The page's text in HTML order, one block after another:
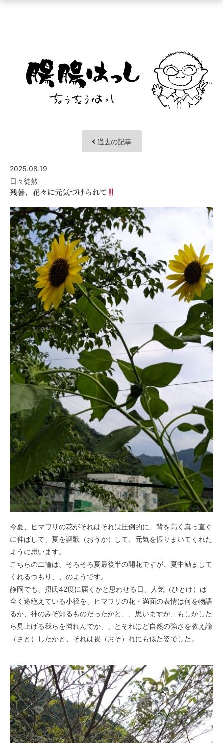
く
過去の記事
2025.08.19
日々徒然
残暑、花々に元気づけられて
今夏、ヒマワリの花がそれはそれは圧倒的に、背を高く真っ直ぐ
に伸ばして、夏を謳歌（おうか）して、元気を振りまいてくれた
ように思います。
こちらの二輪は、そろそろ夏最後半の開花ですが、夏中励まして
くれるつもり、、のようです。
静岡でも、摂氏42度に届くかと思わせる日、人気（ひとけ）は
全く途絶えている小径を、ヒマワリの花・満面の表情は何を物語
るか、神のみぞ知るものだったかと、、思いますが、もしかした
ら見上げる我らを憐れんでか、、とそれほど自然の強さを教え諭
（さと）したかと、それは畏（おそ）れにも似た姿でした。